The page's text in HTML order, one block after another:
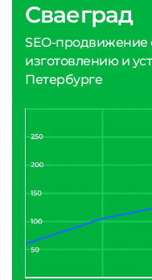
Сваеград
SEO-продвижение
изготовлению и
Петербурге